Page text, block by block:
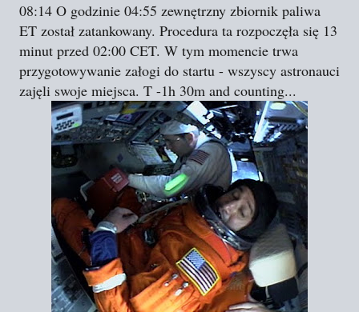
08:14 O godzinie 04:55 zewnętrzny zbiornik paliwa
ET został zatankowany. Procedura ta rozpoczęła się 13
minut przed 02:00 CET. W tym momencie trwa
przygotowywanie załogi do startu - wszyscy astronauci
zajęli swoje miejsca. T -1h 30m and counting...